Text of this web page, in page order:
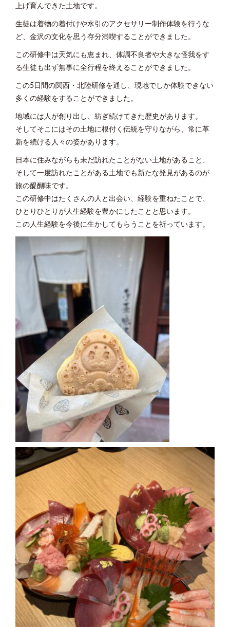
上げ育んできた土地です。
生徒は着物の着付けや水引のアクセサリー制作体験を行うな
ど、金沢の文化を思う存分満喫することができました。
この研修中は天気にも恵まれ、体調不良者や大きな怪我をす
る生徒も出ず無事に全行程を終えることができました。
この5日間の関西・北陸研修を通し、現地でしか体験できない
多くの経験をすることができました。
地域には人が創り出し、紡ぎ続けてきた歴史があります。
そしてそこにはその土地に根付く伝統を守りながら、常に革
新を続ける人々の姿があります。
日本に住みながらも未だ訪れたことがない土地があること、
そして一度訪れたことがある土地でも新たな発見があるのが
旅の醍醐味です。
この研修中はたくさんの人と出会い、経験を重ねたことで、
ひとりひとりが人生経験を豊かにしたことと思います。
この人生経験を今後に生かしてもらうことを祈っています。